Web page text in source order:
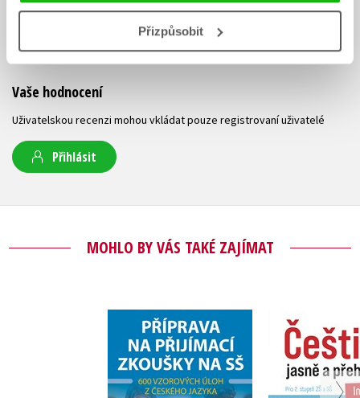
Přizpůsobit
HODNOCENÍ ČTENÁŘŮ
V současné době nejsou vytvořena žádná uživatelská hodnocení.
Vaše hodnocení
Uživatelskou recenzi mohou vkládat pouze registrovaní uživatelé
Přihlásit
MOHLO BY VÁS TAKÉ ZAJÍMAT
Příprava na přijímací
zkoušky na SŠ – 600
vzorových úloh z
českého jazyka
Lucie Filsaková
Čeština
Lucie